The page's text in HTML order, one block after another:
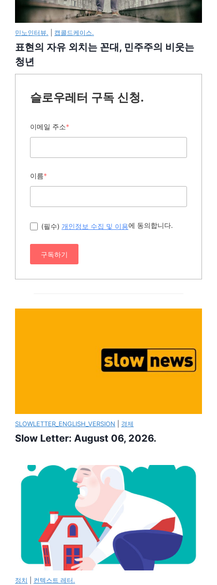
민노인터뷰. 캡콜드케이스.
표현의 자유 외치는 꼰대, 민주주의 비웃는
청년
슬로우레터 구독 신청.
이메일 주소*
이름*
(필수) 개인정보 수집 및 이용에 동의합니다.
구독하기
SLOWLETTER_ENGLISH_VERSION 경제
Slow Letter: August 06, 2026.
정치 컨텍스트 레터.